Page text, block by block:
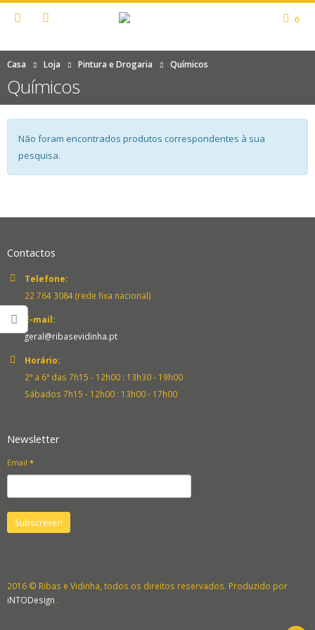
0
Casa Loja Pintura e Drogaria Químicos
Químicos
Não foram encontrados produtos correspondentes à sua
pesquisa.
Contactos
Telefone:
22 764 3084 (rede fixa nacional)
E-mail:
geral@ribasevidinha.pt
Horário:
2ª a 6ª das 7h15 - 12h00 : 13h30 - 19h00
Sábados 7h15 - 12h00 : 13h00 - 17h00
Newsletter
Email *
2016 © Ribas e Vidinha, todos os direitos reservados. Produzido por
iNTODesign .